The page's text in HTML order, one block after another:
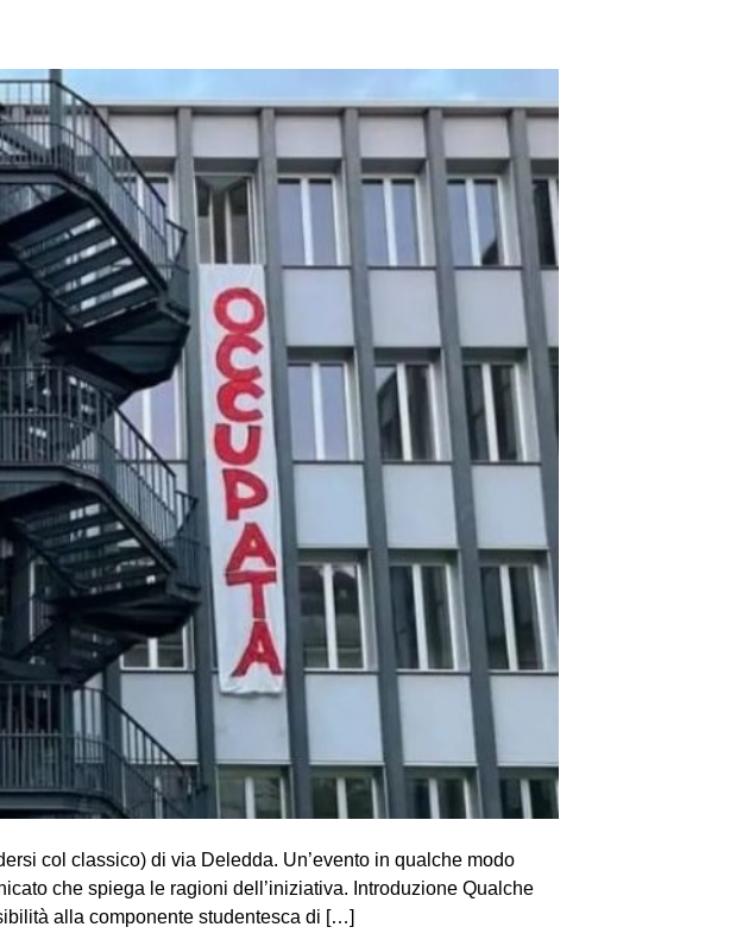
col classico) di via Deledda. Un’evento in qualche modo
che spiega le ragioni dell’iniziativa. Introduzione Qualche
alla componente studentesca di […]